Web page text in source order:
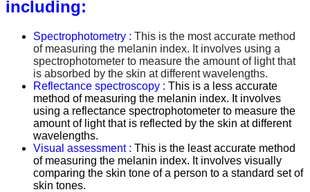
including:
Spectrophotometry : This is the most accurate method
of measuring the melanin index. It involves using a
spectrophotometer to measure the amount of light that
is absorbed by the skin at different wavelengths.
Reflectance spectroscopy : This is a less accurate
method of measuring the melanin index. It involves
using a reflectance spectrophotometer to measure the
amount of light that is reflected by the skin at different
wavelengths.
Visual assessment : This is the least accurate method
of measuring the melanin index. It involves visually
comparing the skin tone of a person to a standard set of
skin tones.